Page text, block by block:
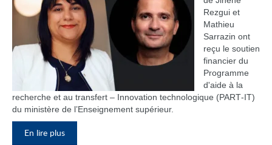
Rezgui et
Mathieu
Sarrazin ont
reçu le soutien
financier du
Programme
d'aide à la
recherche et au transfert – Innovation technologique (PART‑IT)
du ministère de l’Enseignement supérieur.
En lire plus